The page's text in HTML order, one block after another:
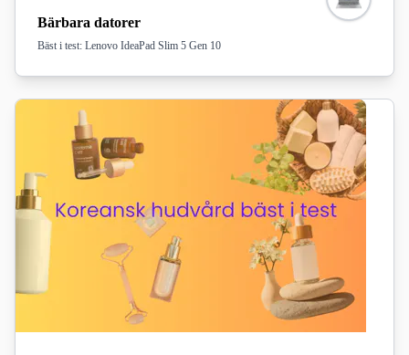
Bärbara datorer
Bäst i test: Lenovo IdeaPad Slim 5 Gen 10